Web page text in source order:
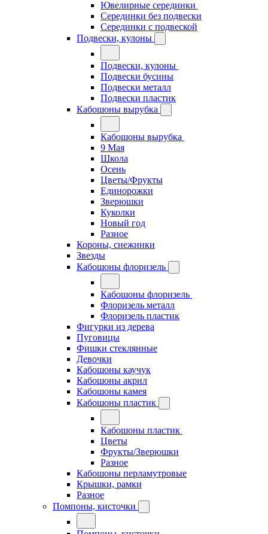
Ювелирные серединки
Серединки без подвески
Серединки с подвеской
Подвески, кулоны
Подвески, кулоны
Подвески бусины
Подвески металл
Подвески пластик
Кабошоны вырубка
Кабошоны вырубка
9 Мая
Школа
Осень
Цветы/Фрукты
Единорожки
Зверюшки
Куколки
Новый год
Разное
Короны, снежинки
Звезды
Кабошоны флоризель
Кабошоны флоризель
Флоризель металл
Флоризель пластик
Фигурки из дерева
Пуговицы
Фишки стеклянные
Девочки
Кабошоны каучук
Кабошоны акрил
Кабошоны камея
Кабошоны пластик
Кабошоны пластик
Цветы
Фрукты/Зверюшки
Разное
Кабошоны перламутровые
Крышки, рамки
Разное
Помпоны, кисточки